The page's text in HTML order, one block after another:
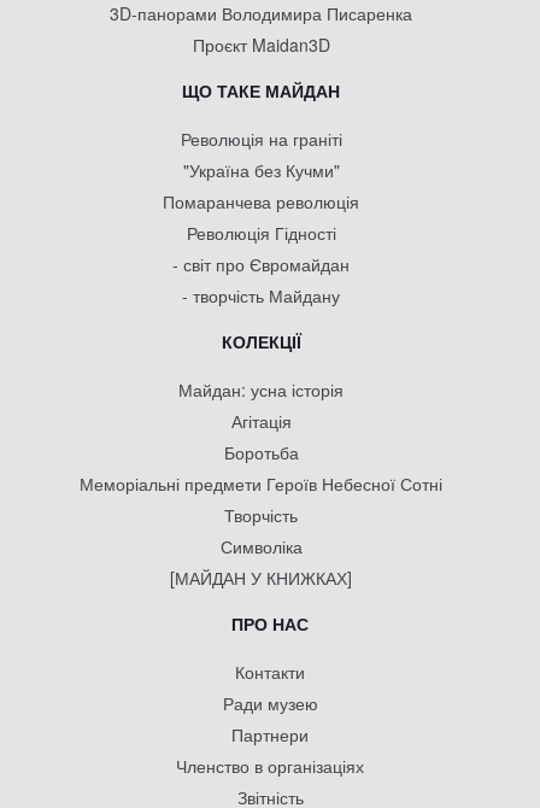
3D-панорами Володимира Писаренка
Проєкт Maidan3D
ЩО ТАКЕ МАЙДАН
Революція на граніті
"Україна без Кучми"
Помаранчева революція
Революція Гідності
- світ про Євромайдан
- творчість Майдану
КОЛЕКЦІЇ
Майдан: усна історія
Агітація
Боротьба
Меморіальні предмети Героїв Небесної Сотні
Творчість
Символіка
[МАЙДАН У КНИЖКАХ]
ПРО НАС
Контакти
Ради музею
Партнери
Членство в організаціях
Звітність